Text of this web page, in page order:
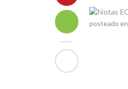
posteado en